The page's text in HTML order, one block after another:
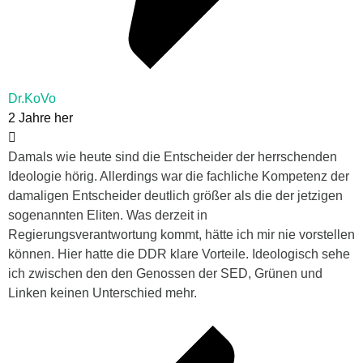
Dr.KoVo
2 Jahre her
Damals wie heute sind die Entscheider der herrschenden
Ideologie hörig. Allerdings war die fachliche Kompetenz der
damaligen Entscheider deutlich größer als die der jetzigen
sogenannten Eliten. Was derzeit in
Regierungsverantwortung kommt, hätte ich mir nie vorstellen
können. Hier hatte die DDR klare Vorteile. Ideologisch sehe
ich zwischen den den Genossen der SED, Grünen und
Linken keinen Unterschied mehr.